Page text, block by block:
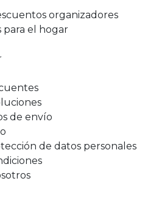
organizadores
para el hogar
de envío
de datos personales